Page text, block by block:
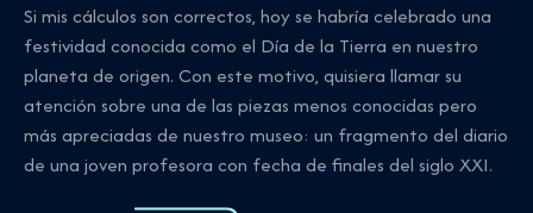
Si mis cálculos son correctos, hoy se habría celebrado una
festividad conocida como el Día de la Tierra en nuestro
planeta de origen. Con este motivo, quisiera llamar su
atención sobre una de las piezas menos conocidas pero
más apreciadas de nuestro museo: un fragmento del diario
de una joven profesora con fecha de finales del siglo XXI.